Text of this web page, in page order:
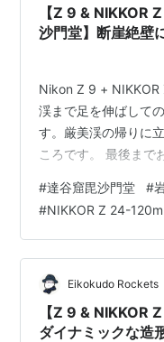
【Z 9 &
沙門堂】断崖絶壁
Nikon Z 9 +
渓まで足を伸ばして
す。厳美渓の帰りに
ころです。 最後まで
#達谷窟毘沙門堂 #
#NIKKOR Z 24-
Eikokudo Rockets
【Z 9 & NIKKOR
ダイナミックな造